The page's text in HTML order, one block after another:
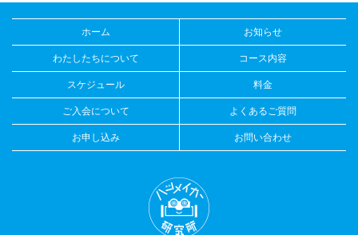
ホーム お知らせ
わたしたちについて コース内容
スケジュール 料金
ご入会について よくあるご質問
お申し込み お問い合わせ